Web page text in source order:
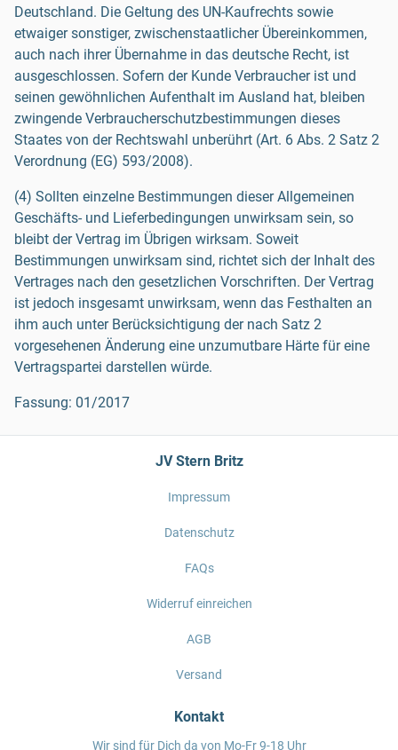
Deutschland. Die Geltung des UN-Kaufrechts sowie
etwaiger sonstiger, zwischenstaatlicher Übereinkommen,
auch nach ihrer Übernahme in das deutsche Recht, ist
ausgeschlossen. Sofern der Kunde Verbraucher ist und
seinen gewöhnlichen Aufenthalt im Ausland hat, bleiben
zwingende Verbraucherschutzbestimmungen dieses
Staates von der Rechtswahl unberührt (Art. 6 Abs. 2 Satz 2
Verordnung (EG) 593/2008).
(4) Sollten einzelne Bestimmungen dieser Allgemeinen
Geschäfts- und Lieferbedingungen unwirksam sein, so
bleibt der Vertrag im Übrigen wirksam. Soweit
Bestimmungen unwirksam sind, richtet sich der Inhalt des
Vertrages nach den gesetzlichen Vorschriften. Der Vertrag
ist jedoch insgesamt unwirksam, wenn das Festhalten an
ihm auch unter Berücksichtigung der nach Satz 2
vorgesehenen Änderung eine unzumutbare Härte für eine
Vertragspartei darstellen würde.
Fassung: 01/2017
JV Stern Britz
Impressum
Datenschutz
FAQs
Widerruf einreichen
AGB
Versand
Kontakt
Wir sind für Dich da von Mo-Fr 9-18 Uhr